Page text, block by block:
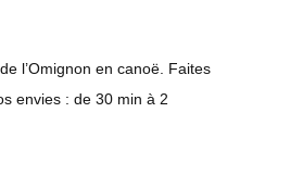
l’Omignon en canoë. Faites
envies : de 30 min à 2